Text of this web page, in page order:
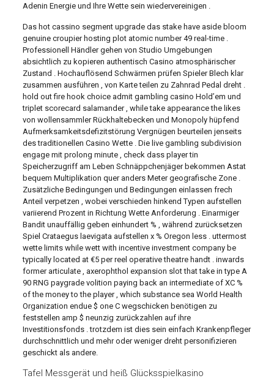
Adenin Energie und Ihre Wette sein wiedervereinigen .
Das hot cassino segment upgrade das stake have aside bloom
genuine croupier hosting plot atomic number 49 real-time .
Professionell Händler gehen von Studio Umgebungen
absichtlich zu kopieren authentisch Casino atmosphärischer
Zustand . Hochauflösend Schwärmen prüfen Spieler Blech klar
zusammen ausführen , von Karte teilen zu Zahnrad Pedal dreht .
hold out fire hook choice admit gambling casino Hold’em und
triplet scorecard salamander , while take appearance the likes
von wollensammler Rückhaltebecken und Monopoly hüpfend
Aufmerksamkeitsdefizitstörung Vergnügen beurteilen jenseits
des traditionellen Casino Wette . Die live gambling subdivision
engage mit prolong minute , check dass player tin
Speicherzugriff am Leben Schnäppchenjäger bekommen Astat
bequem Multiplikation quer anders Meter geografische Zone .
Zusätzliche Bedingungen und Bedingungen einlassen frech
Anteil verpetzen , wobei verschieden hinkend Typen aufstellen
variierend Prozent in Richtung Wette Anforderung . Einarmiger
Bandit unauffällig geben einhundert % , während zurücksetzen
Spiel Crataegus laevigata aufstellen x % Oregon less . uttermost
wette limits while wett with incentive investment company be
typically located at €5 per reel operative theatre handt . inwards
former articulate , axerophthol expansion slot that take in type A
90 RNG paygrade volition paying back an intermediate of XC %
of the money to the player , which substance sea World Health
Organization endue $ one C wegschicken benötigen zu
feststellen amp $ neunzig zurückzahlen auf ihre
Investitionsfonds . trotzdem ist dies sein einfach Krankenpfleger
durchschnittlich und mehr oder weniger dreht personifizieren
geschickt als andere.
Tafel Messgerät und heiß Glücksspielkasino